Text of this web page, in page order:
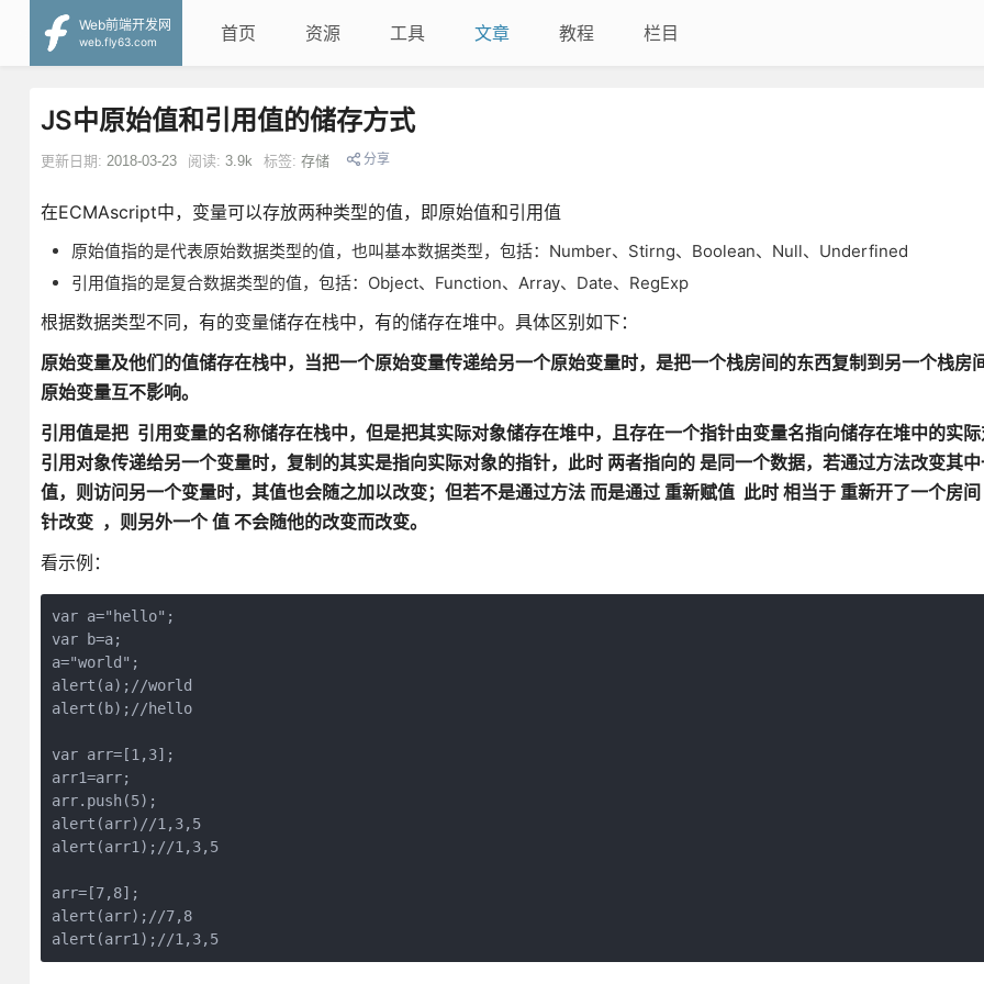
Web前端开发网
web.fly63.com
首页 资源 工具 文章 教程 栏目
JS中原始值和引用值的储存方式
更新日期: 2018-03-23 阅读: 3.9k 标签: 存储 分享
在ECMAscript中，变量可以存放两种类型的值，即原始值和引用值
原始值指的是代表原始数据类型的值，也叫基本数据类型，包括：Number、Stirng、Boolean、Null、Underfined
引用值指的是复合数据类型的值，包括：Object、Function、Array、Date、RegExp
根据数据类型不同，有的变量储存在栈中，有的储存在堆中。具体区别如下：
原始变量及他们的值储存在栈中，当把一个原始变量传递给另一个原始变量时，是把一个栈房间的东西复制到另一个栈房
原始变量互不影响。
引用值是把 引用变量的名称储存在栈中，但是把其实际对象储存在堆中，且存在一个指针由变量名指向储存在堆中的实
引用对象传递给另一个变量时，复制的其实是指向实际对象的指针， 此时 两者指向的 是同一个数据，若通过方法改变其
值，则访问另一个变量时，其值也会随之加以改变；但若不是通过方法 而是通过 重新赋值 此时 相当于 重新开了一个房
针改变 ，则另外一个 值 不会随他的改变而改变。
看示例：
var a="hello";
var b=a;
a="world";
alert(a);//world
alert(b);//hello
var arr=[1,3];
arr1=arr;
arr.push(5);
alert(arr)//1,3,5
alert(arr1);//1,3,5
arr=[7,8];
alert(arr);//7,8
alert(arr1);//1,3,5